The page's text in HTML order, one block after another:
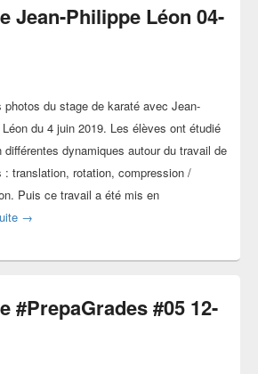
Jean-Philippe Léon 04-
photos du stage de karaté avec Jean-
du 4 juin 2019. Les élèves ont étudié
différentes dynamiques autour du travail de
: translation, rotation, compression /
Puis ce travail a été mis en
Photos stage Jean-Philippe Léon 04-06-2019
→
#PrepaGrades #05 12-